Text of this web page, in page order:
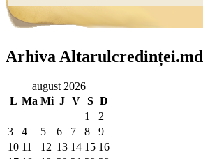
Arhiva Altarulcredinței.md
august 2026
L Ma Mi J V S D
1
2
3
4 5 6 7 8
9
10 11 12 13 14 15 16